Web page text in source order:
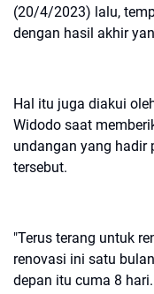
(20/4/2023) lalu,
dengan hasil akhir
Hal itu juga diakui
Widodo saat
undangan yang hadir
tersebut.
"Terus terang untuk
renovasi ini satu
depan itu cuma 8